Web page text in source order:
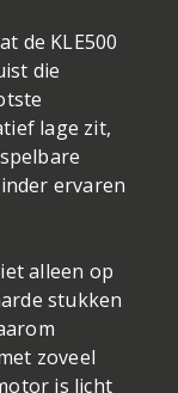
de KLE500
die
lage zit,
ervaren
alleen op
stukken
zoveel
is licht